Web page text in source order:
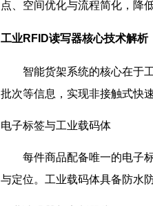
点、空间优化与流程简化，降
工业RFID读写器核心技术解析
智能货架系统的核心在于工
批次等信息，实现非接触式快速
电子标签与工业载码体
每件商品配备唯一的电子标
与定位。工业载码体具备防水